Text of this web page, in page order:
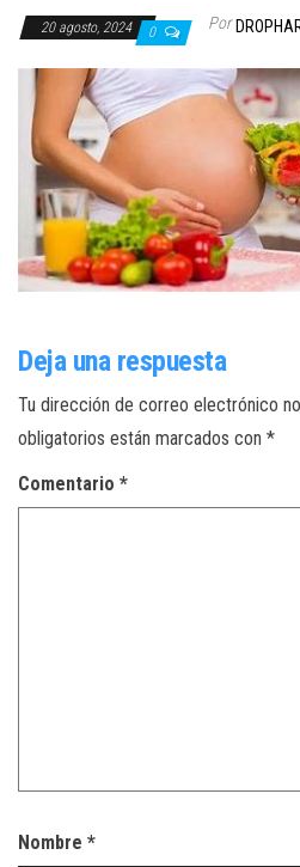
20 agosto, 2024 0 Por
Deja una respuesta
Tu dirección de correo electrónico
obligatorios están marcados con *
Comentario *
Nombre *